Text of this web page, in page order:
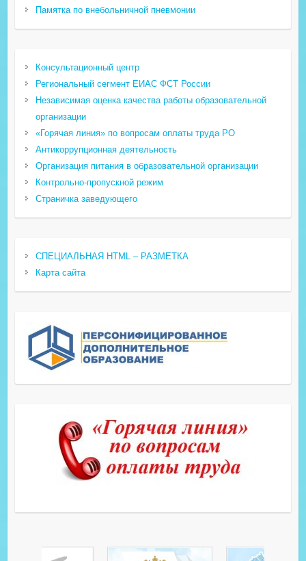
Памятка по внебольничной пневмонии
Консультационный центр
Региональный сегмент ЕИАС ФСТ России
Независимая оценка качества работы образовательной
организации
«Горячая линия» по вопросам оплаты труда РО
Антикоррупционная деятельность
Организация питания в образовательной организации
Контрольно-пропускной режим
Страничка заведующего
СПЕЦИАЛЬНАЯ HTML – РАЗМЕТКА
Карта сайта